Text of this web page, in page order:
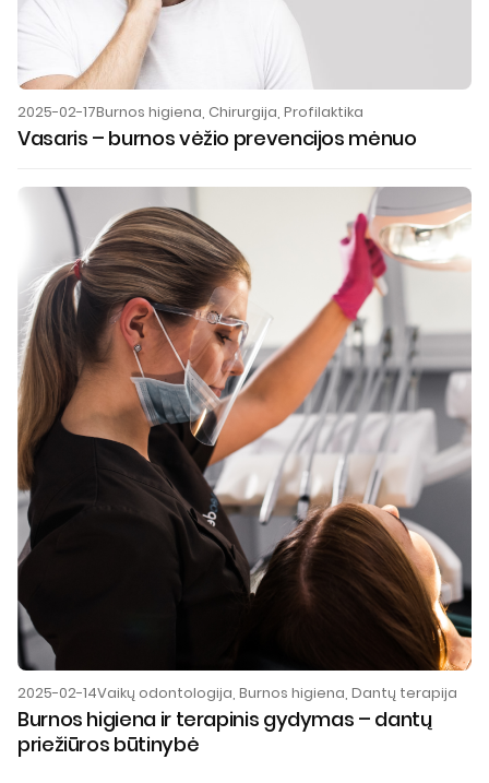
Vasaris – burnos vėžio prevencijos mėnuo
2025-02-17Burnos higiena, Chirurgija, Profilaktika
Burnos higiena ir terapinis gydymas – dantų
priežiūros būtinybė
2025-02-14Vaikų odontologija, Burnos higiena, Dantų terapija